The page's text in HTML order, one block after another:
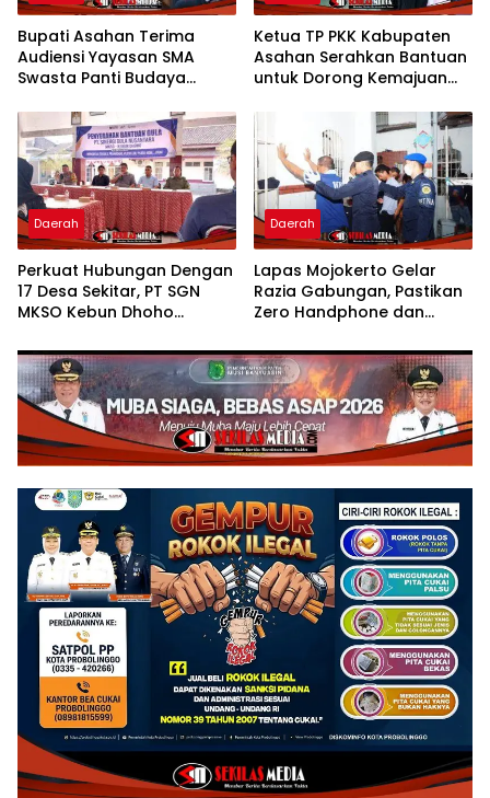
Bupati Asahan Terima
Audiensi Yayasan SMA
Swasta Panti Budaya
Grace Natalie Sagala
Ketua TP PKK Kabupaten
Asahan Serahkan Bantuan
untuk Dorong Kemajuan
Sentang
Daerah
Perkuat Hubungan Dengan
17 Desa Sekitar, PT SGN
MKSO Kebun Dhoho
Gula
Daerah
Lapas Mojokerto Gelar
Razia Gabungan, Pastikan
Zero Handphone dan